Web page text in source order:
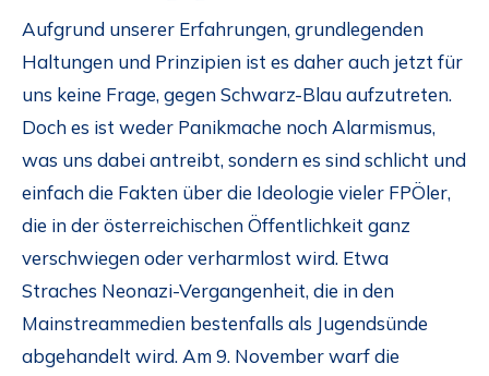
Aufgrund unserer Erfahrungen, grundlegenden
Haltungen und Prinzipien ist es daher auch jetzt für
uns keine Frage, gegen Schwarz-Blau aufzutreten.
Doch es ist weder Panikmache noch Alarmismus,
was uns dabei antreibt, sondern es sind schlicht und
einfach die Fakten über die Ideologie vieler FPÖler,
die in der österreichischen Öffentlichkeit ganz
verschwiegen oder verharmlost wird. Etwa
Straches Neonazi-Vergangenheit, die in den
Mainstreammedien bestenfalls als Jugendsünde
abgehandelt wird. Am 9. November warf die